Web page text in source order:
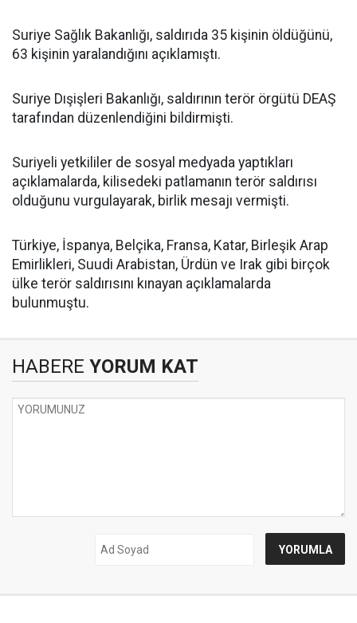
Suriye Sağlık Bakanlığı, saldırıda 35 kişinin öldüğünü,
63 kişinin yaralandığını açıklamıştı.
Suriye Dışişleri Bakanlığı, saldırının terör örgütü DEAŞ
tarafından düzenlendiğini bildirmişti.
Suriyeli yetkililer de sosyal medyada yaptıkları
açıklamalarda, kilisedeki patlamanın terör saldırısı
olduğunu vurgulayarak, birlik mesajı vermişti.
Türkiye, İspanya, Belçika, Fransa, Katar, Birleşik Arap
Emirlikleri, Suudi Arabistan, Ürdün ve Irak gibi birçok
ülke terör saldırısını kınayan açıklamalarda
bulunmuştu.
HABERE YORUM KAT